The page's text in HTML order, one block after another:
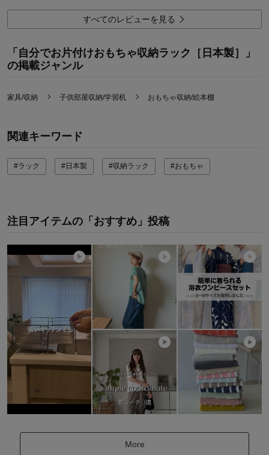
すべてのレビューを見る
「自分でお片付けおもちゃ収納ラック［日本製］」
の掲載ジャンル
家具/収納 子供部屋収納/学習机 おもちゃ収納/絵本棚
関連キーワード
#ラック #日本製 #収納ラック #おもちゃ
注目アイテムの「おすすめ」投稿
More